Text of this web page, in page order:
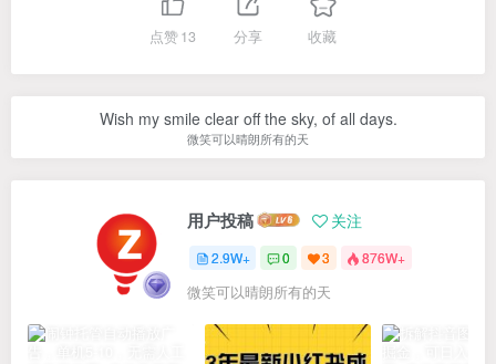
点赞13 分享 收藏
Wish my smile clear off the sky, of all days.
微笑可以晴朗所有的天
用户投稿 关注
2.9W+ 0 3 876W+
微笑可以晴朗所有的天